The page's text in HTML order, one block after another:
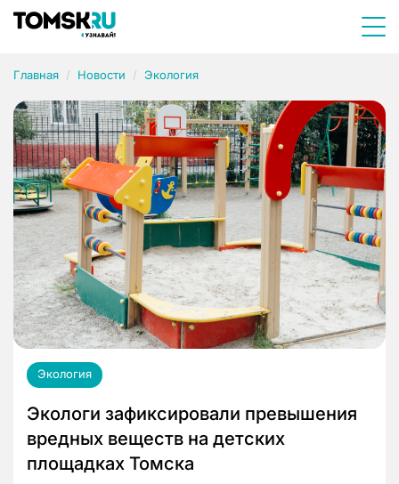
Главная Новости Экология
Экология
Экологи зафиксировали превышения
вредных веществ на детских
площадках Томска